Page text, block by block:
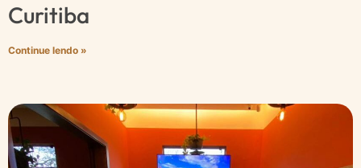
Curitiba
Continue lendo »